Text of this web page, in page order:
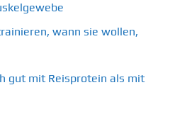
wann sie wollen,
gut mit Reisprotein als mit